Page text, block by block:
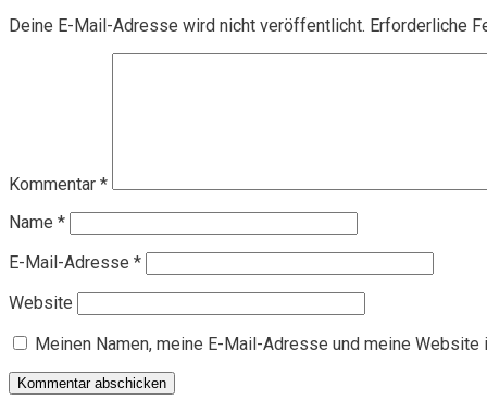
Deine E-Mail-Adresse wird nicht veröffentlicht. Erforderliche
Kommentar *
Name *
E-Mail-Adresse *
Website
Meinen Namen, meine E-Mail-Adresse und meine